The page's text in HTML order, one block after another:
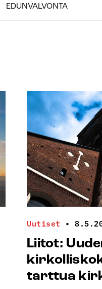
Jobimedia
EDUNVALVONTA
Uutiset •
Liitot:
tarttua